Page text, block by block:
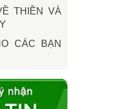
THIỀN VÀ
CÁC BẠN